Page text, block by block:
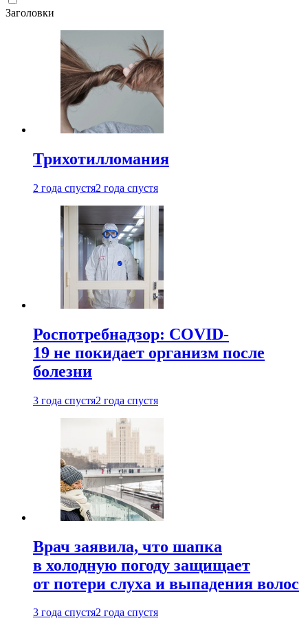
Заголовки
Трихотилломания
2 года спустя2 года спустя
Роспотребнадзор: COVID-
19 не покидает организм после
болезни
3 года спустя2 года спустя
Врач заявила, что шапка
в холодную погоду защищает
от потери слуха и выпадения волос
3 года спустя2 года спустя